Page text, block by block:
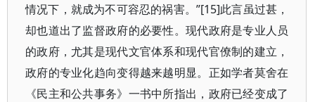
情况下，就成为不可容忍的祸害。”[15]此言虽过甚，
却也道出了监督政府的必要性。现代政府是专业人员
的政府，尤其是现代文官体系和现代官僚制的建立，
政府的专业化趋向变得越来越明显。正如学者莫舍在
《民主和公共事务》一书中所指出，政府已经变成了